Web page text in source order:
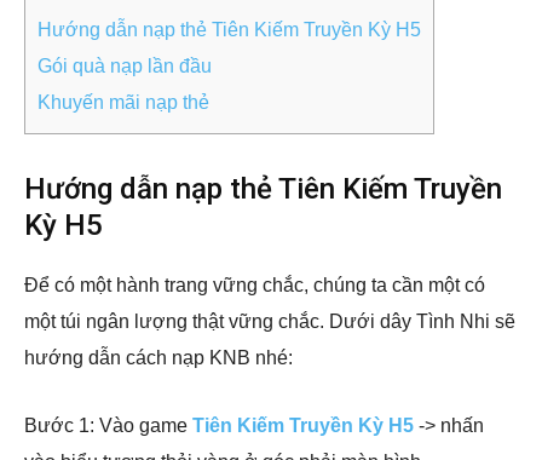
Hướng dẫn nạp thẻ Tiên Kiếm Truyền Kỳ H5
Gói quà nạp lần đầu
Khuyến mãi nạp thẻ
Hướng dẫn nạp thẻ Tiên Kiếm Truyền
Kỳ H5
Để có một hành trang vững chắc, chúng ta cần một có
một túi ngân lượng thật vững chắc. Dưới dây Tình Nhi sẽ
hướng dẫn cách nạp KNB nhé:
Bước 1: Vào game Tiên Kiếm Truyền Kỳ H5 -> nhấn